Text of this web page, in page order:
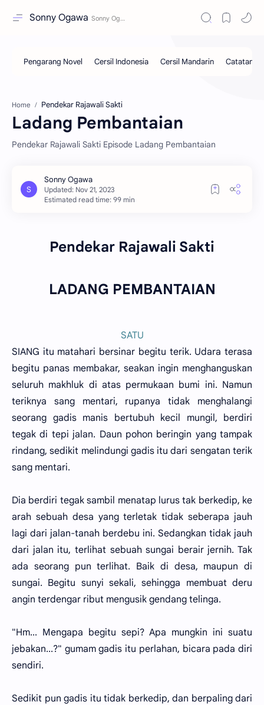
Sonny Ogawa
Home Pendekar Rajawali Sakti
Ladang Pembantaian
Pendekar Rajawali Sakti Episode Ladang Pembantaian
Estimated read time: 99 min
Pendekar Rajawali Sakti
LADANG PEMBANTAIAN
SATU
SIANG itu matahari bersinar begitu terik. Udara terasa
begitu panas membakar, seakan ingin menghanguskan
seluruh makhluk di atas permukaan bumi ini. Namun
teriknya sang mentari, rupanya tidak menghalangi
seorang gadis manis bertubuh kecil mungil, berdiri
tegak di tepi jalan. Daun pohon beringin yang tampak
rindang, sedikit melindungi gadis itu dari sengatan terik
sang mentari.
Dia berdiri tegak sambil menatap lurus tak berkedip, ke
arah sebuah desa yang terletak tidak seberapa jauh
lagi dari jalan-tanah berdebu ini. Sedangkan tidak jauh
dari jalan itu, terlihat sebuah sungai berair jernih. Tak
ada seorang pun terlihat. Baik di desa, maupun di
sungai. Begitu sunyi sekali, sehingga membuat deru
angin terdengar ribut mengusik gendang telinga.
"Hm... Mengapa begitu sepi? Apa mungkin ini suatu
jebakan...?" gumam gadis itu perlahan, bicara pada diri
sendiri.
Sedikit pun gadis itu tidak berkedip, dan berpaling dari